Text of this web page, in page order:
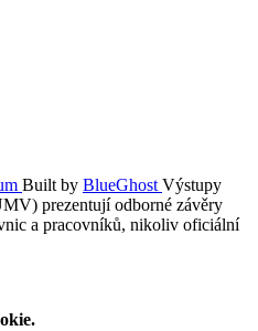
Built by BlueGhost Výstupy
prezentují odborné závěry
a pracovníků, nikoliv oficiální